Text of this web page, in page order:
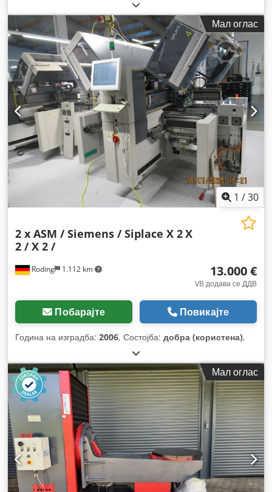
Мал оглас
1 /30
Roding 1.112 km
2 x ASM / Siemens / Siplace X 2X
2 / X 2 /
13.000 €
VB додава се ДДВ
Побарајте Повикајте
Година на изградба: 2006, Состојба: добра (користена),
Мал оглас